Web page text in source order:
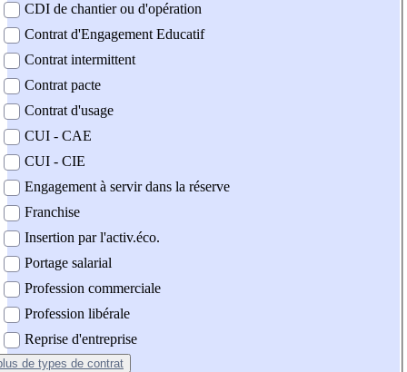
CDI de chantier ou d'opération
Contrat d'Engagement Educatif
Contrat intermittent
Contrat pacte
Contrat d'usage
CUI - CAE
CUI - CIE
Engagement à servir dans la réserve
Franchise
Insertion par l'activ.éco.
Portage salarial
Profession commerciale
Profession libérale
Reprise d'entreprise
de types de contrat